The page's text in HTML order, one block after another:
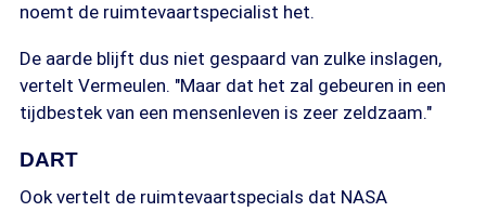
noemt de ruimtevaartspecialist het.
De aarde blijft dus niet gespaard van zulke inslagen,
vertelt Vermeulen. "Maar dat het zal gebeuren in een
tijdbestek van een mensenleven is zeer zeldzaam."
DART
Ook vertelt de ruimtevaartspecials dat NASA